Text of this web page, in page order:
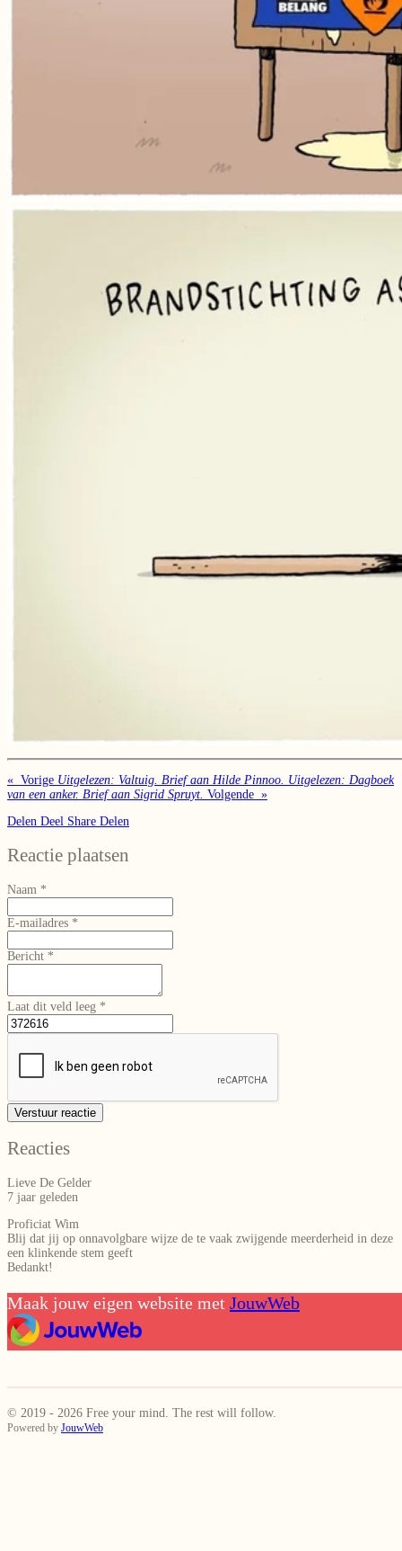
« Vorige Uitgelezen: Valtuig. Brief aan Hilde Pinnoo. Uitgelezen: Dagboek
van een anker. Brief aan Sigrid Spruyt. Volgende »
Delen Deel Share Delen
Reactie plaatsen
Naam *
E-mailadres *
Bericht *
Laat dit veld leeg *
Verstuur reactie
Reacties
Lieve De Gelder
7 jaar geleden
Proficiat Wim
Blij dat jij op onnavolgbare wijze de te vaak zwijgende meerderheid in deze
een klinkende stem geeft
Bedankt!
Maak jouw eigen website met JouwWeb
© 2019 - 2026 Free your mind. The rest will follow.
Powered by JouwWeb